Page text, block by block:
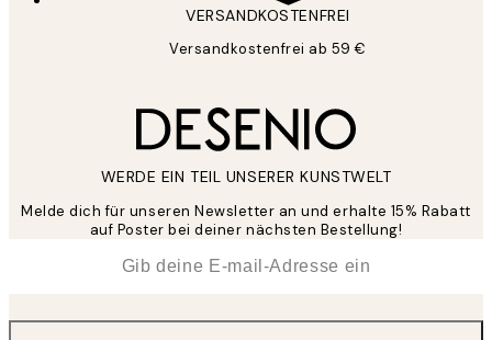
VERSANDKOSTENFREI
Versandkostenfrei ab 59 €
WERDE EIN TEIL UNSERER KUNSTWELT
Melde dich für unseren Newsletter an und erhalte 15% Rabatt
auf Poster bei deiner nächsten Bestellung!